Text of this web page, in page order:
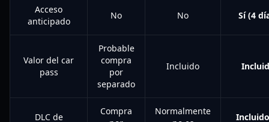
Acceso
anticipado
No No Sí (4
Valor del car
pass
Probable
compra
por
separado
Incluido
DLC de
Compra
Normalmente